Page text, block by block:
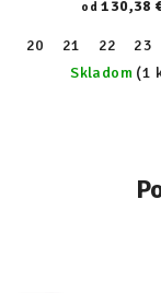
od 130,38
20 21 22 23
Skladom (1